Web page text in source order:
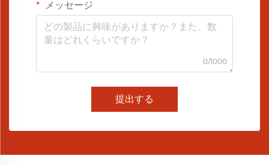
メッセージ
0/1000
提出する